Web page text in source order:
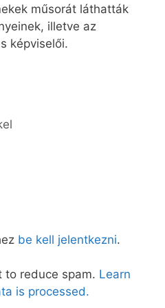
műsorát láthatták
illetve az
képviselői.
be kell jelentkezni.
to reduce spam. Learn
is processed.